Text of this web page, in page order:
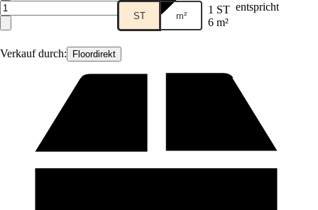
Verkauf durch: Floordirekt
ST m² 1 ST entspricht
6 m²